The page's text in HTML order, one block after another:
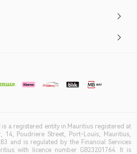
is a registered entity in Mauritius registered at
14, Poudriere Street, Port-Louis, Mauritius,
and is regulated by the Financial Services
with licence number GB23201764. It is